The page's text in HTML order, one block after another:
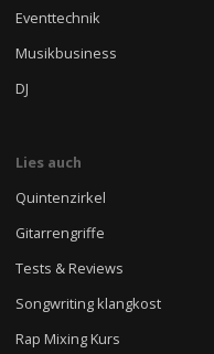
Eventtechnik
Musikbusiness
DJ
Lies auch
Quintenzirkel
Gitarrengriffe
Tests & Reviews
Songwriting klangkost
Rap Mixing Kurs